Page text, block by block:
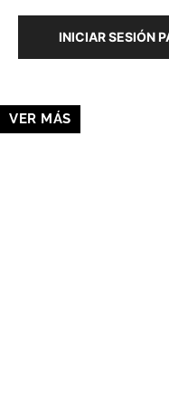
INICIAR SESIÓN
VER MÁS